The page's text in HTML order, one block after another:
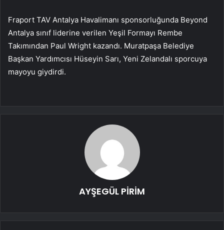
Fraport TAV Antalya Havalimanı sponsorluğunda Beyond
Antalya sınıf liderine verilen Yeşil Formayı Rembe
Takımından Paul Wright kazandı. Muratpaşa Belediye
Başkan Yardımcısı Hüseyin Sarı, Yeni Zelandalı sporcuya
mayoyu giydirdi.
AYŞEGÜL PİRİM